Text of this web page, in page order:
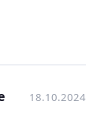
18.10.2024